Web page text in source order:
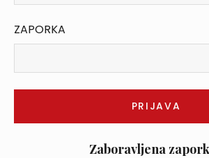
ZAPORKA
Zaboravljena